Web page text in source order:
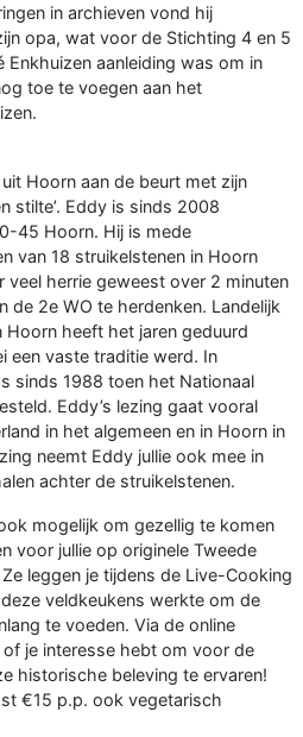
in archieven vond hij
opa, wat voor de Stichting 4 en 5
aanleiding was om in
toe te voegen aan het
Hoorn aan de beurt met zijn
stilte’. Eddy is sinds 2008
45 Hoorn. Hij is mede
van 18 struikelstenen in Hoorn
veel herrie geweest over 2 minuten
2e WO te herdenken. Landelijk
heeft het jaren geduurd
een vaste traditie werd. In
sinds 1988 toen het Nationaal
Eddy’s lezing gaat vooral
in het algemeen en in Hoorn in
neemt Eddy jullie ook mee in
achter de struikelstenen.
mogelijk om gezellig te komen
voor jullie op originele Tweede
leggen je tijdens de Live-Cooking
veldkeukens werkte om de
te voeden. Via de online
je interesse hebt om voor de
historische beleving te ervaren!
€15 p.p. ook vegetarisch